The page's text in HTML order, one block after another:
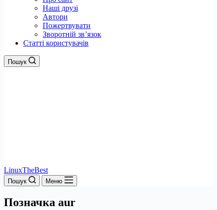
Наші друзі
Автори
Пожертвувати
Зворотній зв’язок
Статті користувачів
Пошук
LinuxTheBest
Пошук Меню
Позначка aur